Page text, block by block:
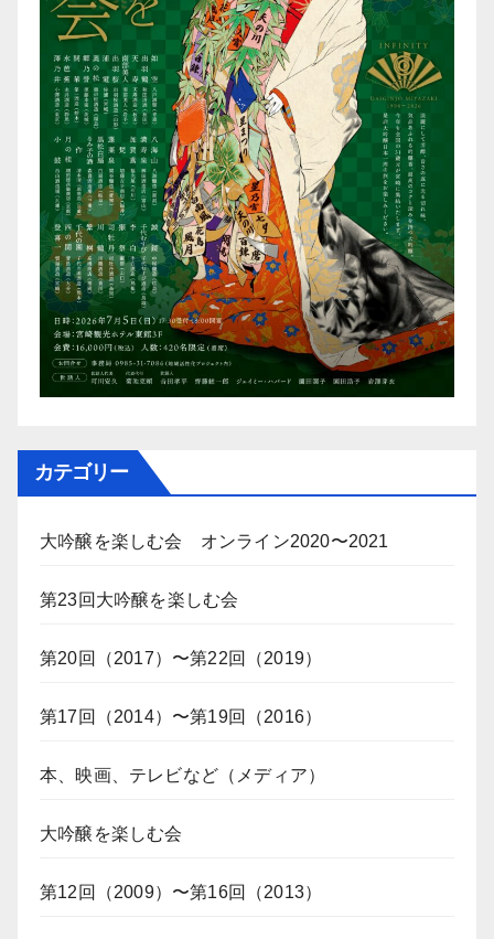
カテゴリー
大吟醸を楽しむ会 オンライン2020〜2021
第23回大吟醸を楽しむ会
第20回（2017）〜第22回（2019）
第17回（2014）〜第19回（2016）
本、映画、テレビなど（メディア）
大吟醸を楽しむ会
第12回（2009）〜第16回（2013）